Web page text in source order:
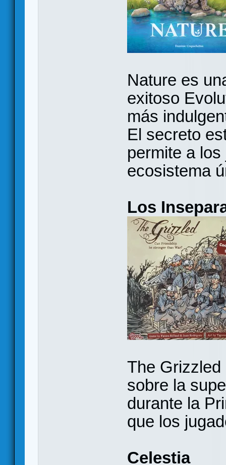
Nature es
exitoso
más
El secreto
permite a
ecosistema
Los
The
sobre la
durante la
que los
Celestia